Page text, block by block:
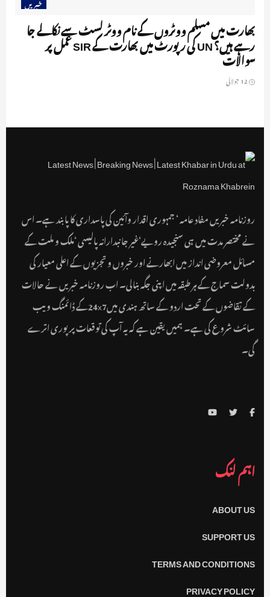
خبریں
بھارت میں مسلم ووٹروں کے نام ووٹر لسٹ سے نکالے جا
رہے ہیں؟ UN کی رپورٹ میں بھارت کے SIR عمل پر
سوالات
روزنامہ خبریں مفاد عامہ ‘ جمہوری اقدار وآئین کی پاسداری کا پابند ہے۔ اس
نے مختصر مدت میں ہی سنجیدہ رویے‘غیر جانبدارانہ پالیسی ‘ملک و ملت کے
مسائل معروضی انداز میں ابھارنے اور خبروں و تجزیوں کے اعلی معیار کی
بدولت سماج کے ہر طبقہ میں اپنی جگہ بنالی۔ اب روزنامہ خبریں نے حالات
کے تقاضوں کے تحت اردو کے ساتھ ہندی میں24x7کے ڈائمنگ ویب
سائٹ شروع کی ہے۔ ہمیں یقین ہے کہ یہ آپ کی توقعات پر پوری اترے
گی۔
اہم لنک
ABOUT US
SUPPORT US
TERMS AND CONDITIONS
PRIVACY POLICY